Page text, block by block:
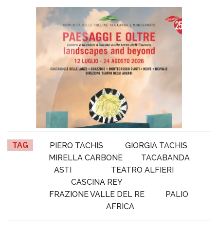
TAG PIERO TACHIS
GIORGIA TACHIS
MIRELLA CARBONE
TACABANDA
ASTI
TEATRO ALFIERI
CASCINA REY
FRAZIONE VALLE DEL RE
PALIO
AFRICA